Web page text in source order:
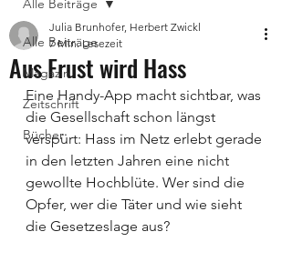
Alle Beiträge
Magazin
Zeitschrift
Bücher
Alle Beiträge
Aus Frust wird Hass
Julia Brunhofer, Herbert Zwickl
7 Min. Lesezeit
Eine Handy-App macht sichtbar, was
die Gesellschaft schon längst
verspürt: Hass im Netz erlebt gerade
in den letzten Jahren eine nicht
gewollte Hochblüte. Wer sind die
Opfer, wer die Täter und wie sieht
die Gesetzeslage aus?